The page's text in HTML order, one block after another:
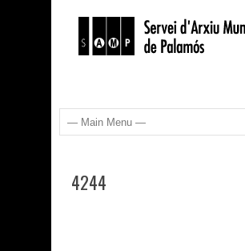
4244